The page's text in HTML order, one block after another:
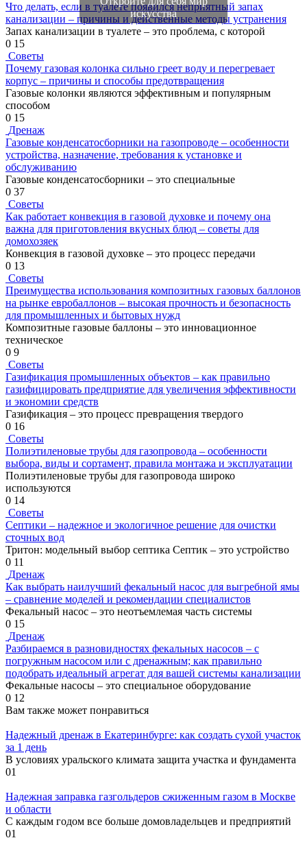
искусства
Что делать, если в туалете появился неприятный запах
канализации – причины и действенные методы устранения
Запах канализации в туалете – это проблема, с которой
0 15
Советы
Почему газовая колонка сильно греет воду и перегревает
корпус – причины и способы предотвращения
Газовые колонки являются эффективным и популярным
способом
0 15
Дренаж
Газовые конденсатосборники на газопроводе – особенности
устройства, назначение, требования к установке и
обслуживанию
Газовые конденсатосборники – это специальные
0 37
Советы
Как работает конвекция в газовой духовке и почему она
важна для приготовления вкусных блюд – советы для
домохозяек
Конвекция в газовой духовке – это процесс передачи
0 13
Советы
Преимущества использования композитных газовых баллонов
на рынке евробаллонов – высокая прочность и безопасность
для промышленных и бытовых нужд
Композитные газовые баллоны – это инновационное
техническое
0 9
Советы
Газификация промышленных объектов – как правильно
газифицировать предприятие для увеличения эффективности
и экономии средств
Газификация – это процесс превращения твердого
0 16
Советы
Полиэтиленовые трубы для газопровода – особенности
выбора, виды и сортамент, правила монтажа и эксплуатации
Полиэтиленовые трубы для газопровода широко
используются
0 14
Советы
Септики – надежное и экологичное решение для очистки
сточных вод
Тритон: модельный выбор септика Септик – это устройство
0 11
Дренаж
Как выбрать наилучший фекальный насос для выгребной ямы
– сравнение моделей и рекомендации специалистов
Фекальный насос – это неотъемлемая часть системы
0 15
Дренаж
Разбираемся в разновидностях фекальных насосов – с
погружным насосом или с дренажным; как правильно
подобрать идеальный агрегат для вашей системы канализации
Фекальные насосы – это специальное оборудование
0 12
Вам также может понравиться
Надежный дренаж в Екатеринбурге: как создать сухой участок
за 1 день
В условиях уральского климата защита участка и фундамента
01
Надежная заправка газгольдеров сжиженным газом в Москве
и области
С каждым годом все больше домовладельцев и предприятий
01